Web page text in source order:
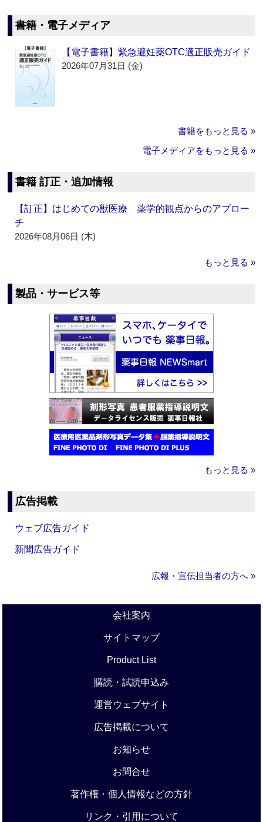
書籍・電子メディア
【電子書籍】緊急避妊薬OTC適正販売ガイド
2026年07月31日 (金)
書籍をもっと見る »
電子メディアをもっと見る »
書籍 訂正・追加情報
【訂正】はじめての獣医療 薬学的観点からのアプロー
チ
2026年08月06日 (木)
もっと見る »
製品・サービス等
もっと見る »
広告掲載
ウェブ広告ガイド
新聞広告ガイド
広報・宣伝担当者の方へ »
会社案内
サイトマップ
Product List
購読・試読申込み
運営ウェブサイト
広告掲載について
お知らせ
お問合せ
著作権・個人情報などの方針
リンク・引用について